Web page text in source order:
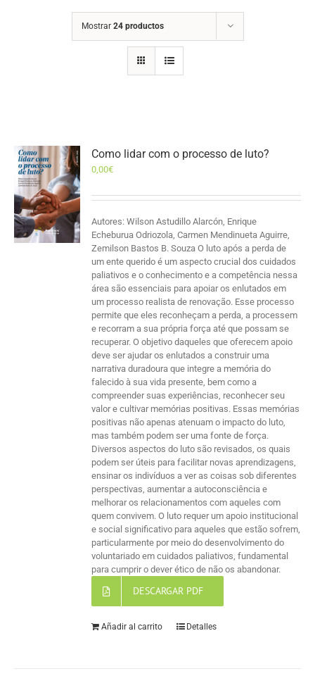
Mostrar 24 productos
Como lidar com o processo de luto?
0,00€
Autores: Wilson Astudillo Alarcón, Enrique
Echeburua Odriozola, Carmen Mendinueta Aguirre,
Zemilson Bastos B. Souza O luto após a perda de
um ente querido é um aspecto crucial dos cuidados
paliativos e o conhecimento e a competência nessa
área são essenciais para apoiar os enlutados em
um processo realista de renovação. Esse processo
permite que eles reconheçam a perda, a processem
e recorram a sua própria força até que possam se
recuperar. O objetivo daqueles que oferecem apoio
deve ser ajudar os enlutados a construir uma
narrativa duradoura que integre a memória do
falecido à sua vida presente, bem como a
compreender suas experiências, reconhecer seu
valor e cultivar memórias positivas. Essas memórias
positivas não apenas atenuam o impacto do luto,
mas também podem ser uma fonte de força.
Diversos aspectos do luto são revisados, os quais
podem ser úteis para facilitar novas aprendizagens,
ensinar os indivíduos a ver as coisas sob diferentes
perspectivas, aumentar a autoconsciência e
melhorar os relacionamentos com aqueles com
quem convivem. O luto requer um apoio institucional
e social significativo para aqueles que estão sofrem,
particularmente por meio do desenvolvimento do
voluntariado em cuidados paliativos, fundamental
para cumprir o dever ético de não os abandonar.
DESCARGAR PDF
Añadir al carrito Detalles